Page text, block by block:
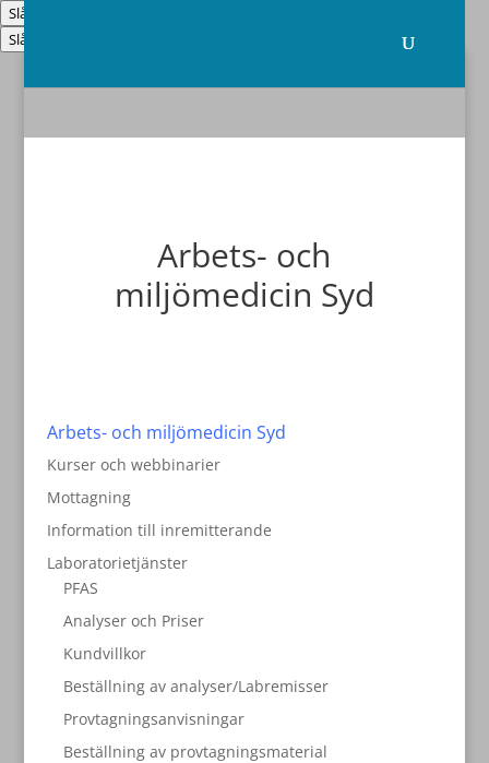
Slå på/av hög kontrast
Slå på/av textstorlek
Arbets- och
miljömedicin Syd
Arbets- och miljömedicin Syd
Kurser och webbinarier
Mottagning
Information till inremitterande
Laboratorietjänster
PFAS
Analyser och Priser
Kundvillkor
Beställning av analyser/Labremisser
Provtagningsanvisningar
Beställning av provtagningsmaterial